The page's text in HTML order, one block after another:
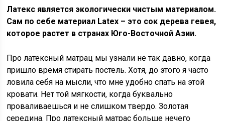
Латекс является экологически чистым материалом.
Сам по себе материал Latex – это сок дерева гевея,
которое растет в странах Юго-Восточной Азии.
Про латексный матрац мы узнали не так давно, когда
пришло время стирать постель. Хотя, до этого я часто
ловила себя на мысли, что мне удобно спать на этой
кровати. Нет той мягкости, когда буквально
проваливаешься и не слишком твердо. Золотая
середина. Про латексный матрас больше нечего